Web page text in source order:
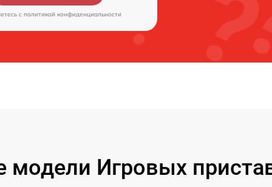
c политикой конфиденциальности
модели Игровых